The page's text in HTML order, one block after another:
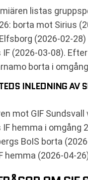
listas
borta mot Sirius
(2026-02-
(2026-03-08).
borta i
INLEDNING AV
mot GIF Sundsvall
hemma i omgång
BoIS borta
hemma (2026-04-